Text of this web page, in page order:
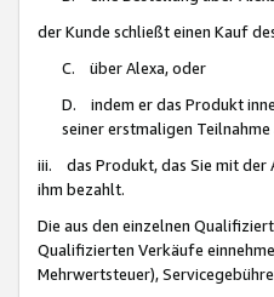
der Kunde schließt einen Kauf
C. über Alexa, oder
D. indem er das Produkt
seiner erstmaligen
iii. das Produkt, das Sie mit der
ihm bezahlt.
Die aus den einzelnen
Qualifizierten Verkäufe
Mehrwertsteuer),